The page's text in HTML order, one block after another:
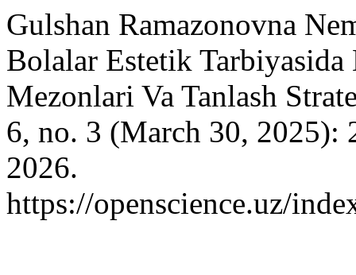
Gulshan Ramazonovna
Bolalar Estetik
Mezonlari Va Tanlash
6, no. 3 (March 30, 2025):
2026.
https://openscience.uz/